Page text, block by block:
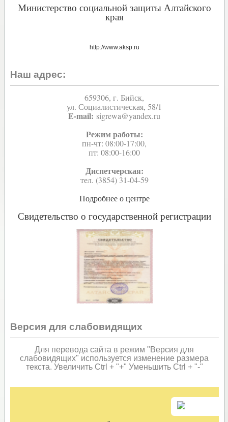
Министерство социальной защиты Алтайского
края
http://www.aksp.ru
Наш адрес:
659306, г. Бийск,
ул. Социалистическая, 58/1
E-mail: sigrewa@yandex.ru
Режим работы:
пн-чт: 08:00-17:00,
пт: 08:00-16:00
Диспетчерская:
тел. (3854) 31-04-59
Подробнее о центре
Свидетельство о государственной регистрации
Версия для слабовидящих
Для перевода сайта в режим "Версия для
слабовидящих" используется изменение размера
текста. Увеличить Ctrl + "+" Уменьшить Ctrl + "-"